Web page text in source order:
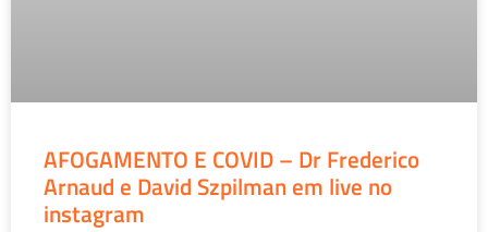
AFOGAMENTO E COVID – Dr Frederico
Arnaud e David Szpilman em live no
instagram